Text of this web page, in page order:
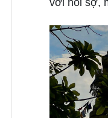
với nỗi sợ,